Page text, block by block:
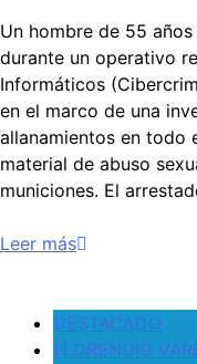
Un hombre de 55
durante un operativo
Informáticos
en el marco de una
allanamientos en todo
material de abuso
municiones. El
Leer más
DESTACADO
FLORENCIO